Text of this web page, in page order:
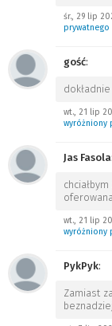
śr., 29 lip
prywatnego
gość:
dokładnie
wt., 21 lip
wyróżniony
Jas Fasola
wt., 21 lip
wyróżniony
PykPyk:
Zamiast